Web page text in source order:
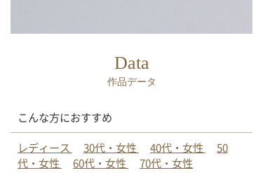
Data
作品データ
こんな方におすすめ
レディース
30代・女性 40代・女性
50
代・女性
60代・女性 70代・女性